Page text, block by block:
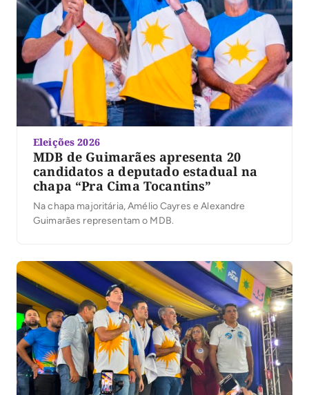
Eleições 2026
MDB de Guimarães apresenta 20
candidatos a deputado estadual na
chapa “Pra Cima Tocantins”
Na chapa majoritária, Amélio Cayres e Alexandre
Guimarães representam o MDB.